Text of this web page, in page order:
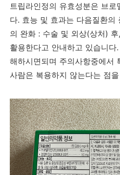
트립라인정의 유효성분은 브
다. 효능 및 효과는 다음질환의
의 완화 : 수술 및 외상(상처)
활용한다고 안내하고 있습니
해하시면되며 주의사항중에서
사람은 복용하지 않는다는 점